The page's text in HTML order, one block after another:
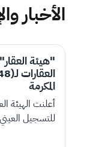
الأخبار
"هيئة
المكرمة
أعلنت الهيئة
للتسجيل العيني الأول لـ